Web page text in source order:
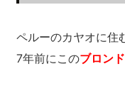
ペルーのカヤオに住
7年前にこのブロン